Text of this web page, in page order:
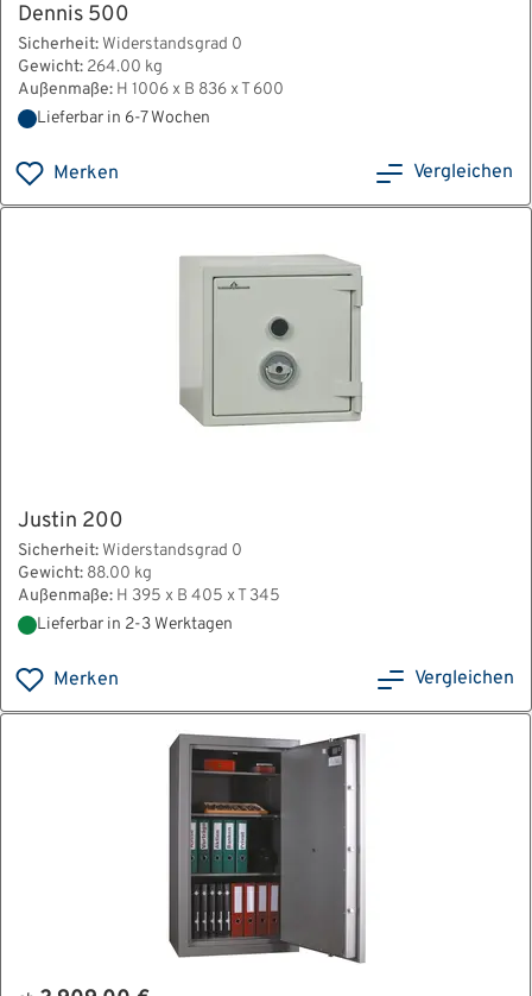
Dennis 500
Sicherheit: Widerstandsgrad 0
Gewicht: 264.00 kg
Außenmaße: H 1006 x B 836 x T 600
Lieferbar in 6-7 Wochen
Merken Vergleichen
Justin 200
Sicherheit: Widerstandsgrad 0
Gewicht: 88.00 kg
Außenmaße: H 395 x B 405 x T 345
Lieferbar in 2-3 Werktagen
Merken Vergleichen